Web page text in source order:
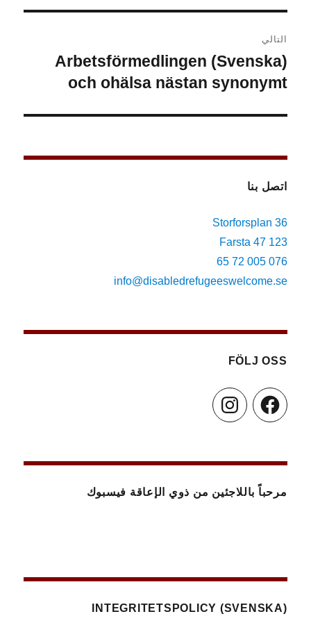
التالي
المقالة
التالية:
(Svenska) Arbetsförmedlingen
och ohälsa nästan synonymt
اتصل بنا
Storforsplan 36
123 47 Farsta
076 005 72 65
info@disabledrefugeeswelcome.se
FÖLJ OSS
Facebook
Instagram
مرحباً باللاجئين من ذوي الإعاقة فيسبوك
(SVENSKA) INTEGRITETSPOLICY